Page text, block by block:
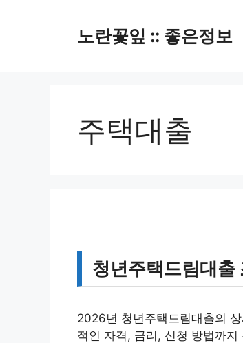
노란꽃잎 :: 좋은정보
주택대출
청년주택드림대출
2026년 청년주택드림대출의
적인 자격, 금리, 신청 방법까